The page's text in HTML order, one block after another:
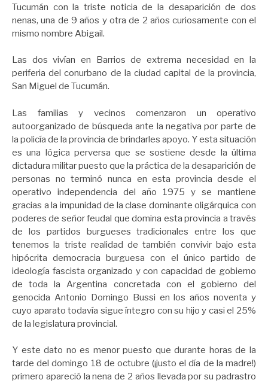
Tucumán con la triste noticia de la desaparición de dos
nenas, una de 9 años y otra de 2 años curiosamente con el
mismo nombre Abigail.
Las dos vivían en Barrios de extrema necesidad en la
periferia del conurbano de la ciudad capital de la provincia,
San Miguel de Tucumán.
Las familias y vecinos comenzaron un operativo
autoorganizado de búsqueda ante la negativa por parte de
la policía de la provincia de brindarles apoyo. Y esta situación
es una lógica perversa que se sostiene desde la última
dictadura militar puesto que la práctica de la desaparición de
personas no terminó nunca en esta provincia desde el
operativo independencia del año 1975 y se mantiene
gracias a la impunidad de la clase dominante oligárquica con
poderes de señor feudal que domina esta provincia a través
de los partidos burgueses tradicionales entre los que
tenemos la triste realidad de también convivir bajo esta
hipócrita democracia burguesa con el único partido de
ideología fascista organizado y con capacidad de gobierno
de toda la Argentina concretada con el gobierno del
genocida Antonio Domingo Bussi en los años noventa y
cuyo aparato todavía sigue íntegro con su hijo y casi el 25%
de la legislatura provincial.
Y este dato no es menor puesto que durante horas de la
tarde del domingo 18 de octubre (¡justo el día de la madre!)
primero apareció la nena de 2 años llevada por su padrastro